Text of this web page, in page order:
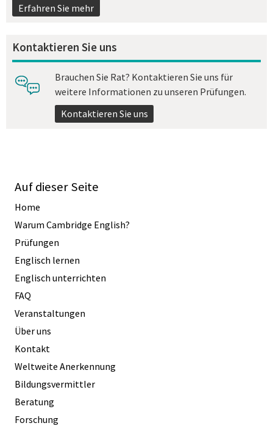
Erfahren Sie mehr
Kontaktieren Sie uns
Brauchen Sie Rat? Kontaktieren Sie uns für
weitere Informationen zu unseren Prüfungen.
Kontaktieren Sie uns
Auf dieser Seite
Home
Warum Cambridge English?
Prüfungen
Englisch lernen
Englisch unterrichten
FAQ
Veranstaltungen
Über uns
Kontakt
Weltweite Anerkennung
Bildungsvermittler
Beratung
Forschung